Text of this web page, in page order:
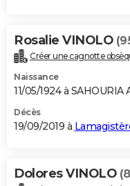
Rosalie VINOLO
Créer une cagnotte
Naissance
11/05/1924 à SAHOURIA
Décès
19/09/2019 à
Dolores VINOLO